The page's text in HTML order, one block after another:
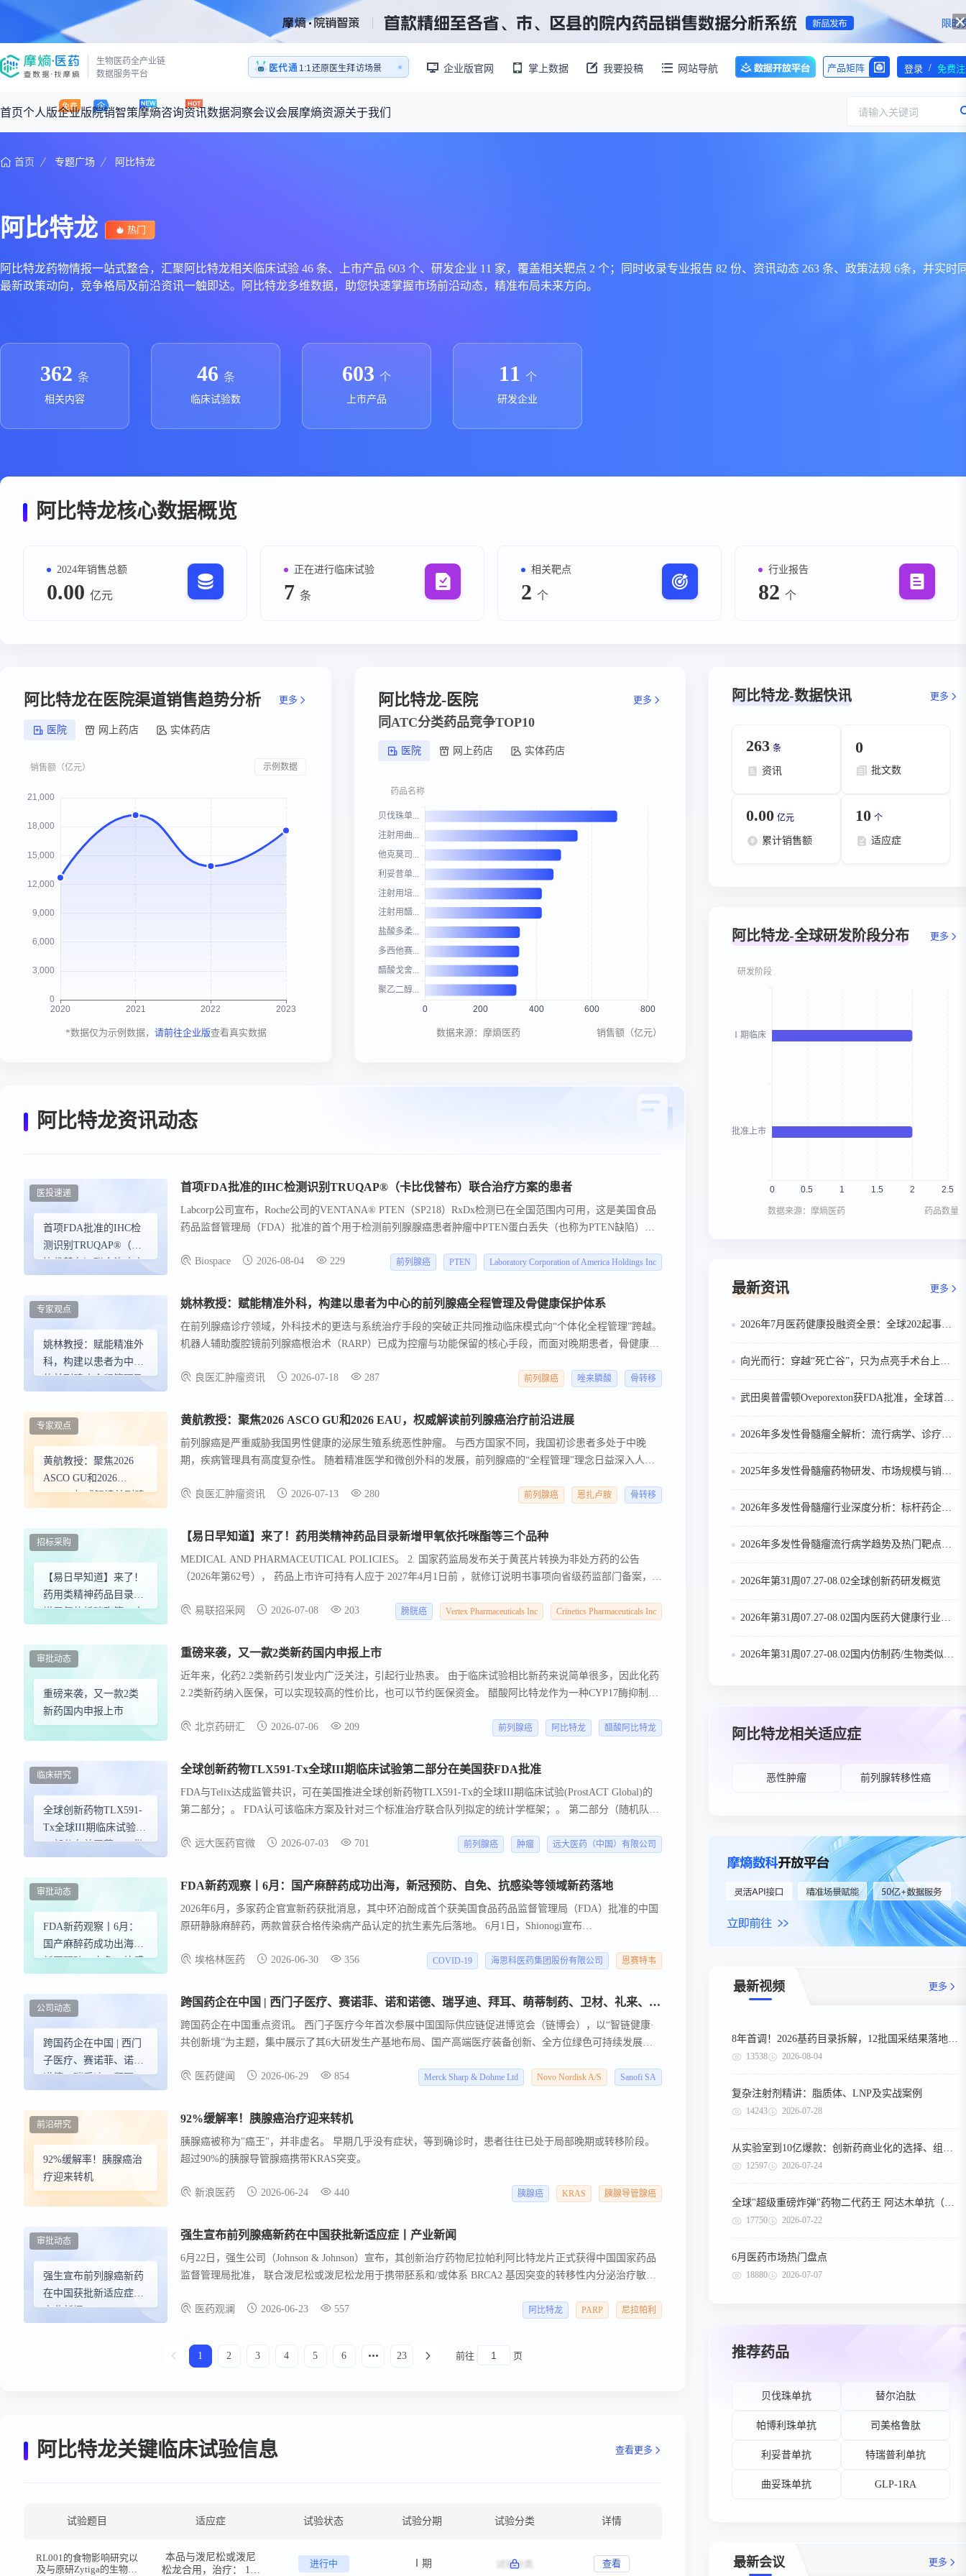
生物医药全产业链
数据服务平台
医代通
医药销售AI模拟陪练系统
1:1还原医生拜访场景
医药销售AI模拟陪练系统
企业版官网 掌上数据 我要投稿 网站导航 产品矩阵 登录 / 免费
首页个人版企业版院销智策摩熵咨询
咨询服务
产品立项评估及管线规划
产业/行业调研
投资决策与交易估值
“十五五”战略规划 最新 从实验室到10亿爆款：创新药商业化的选择、组织与执行
资讯
摩熵原创
深度分析
政策法规
投融资
注册审批
时讯
科普
研发注册政策
交易并购
人事变动
专家观点
数据洞察
数据中心
基于市场数据，为您提供全面的市场趋势分析与决策支持
政策法规
上市医药企业年报
药品生产企业
临床进展
会议会展摩熵资源
王中健
关于我们 请输入关键词
首页 专题广场 阿比特龙
阿比特龙 热门
阿比特龙药物情报一站式整合，汇聚阿比特龙相关临床试验 46 条、上市产品 603 个、研发企业 11 家，覆盖相关靶点 2 个；同时收录专业报告 82 份、资讯动态 263 条、政策法规 6条，并实时
最新政策动向，竞争格局及前沿资讯一触即达。阿比特龙多维数据，助您快速掌握市场前沿动态，精准布局未来方向。
362 条
相关内容
46 条
临床试验数
603 个
上市产品
11 个
研发企业
阿比特龙核心数据概览
2024年销售总额
0.00 亿元
正在进行临床试验
7 条
相关靶点
2 个
行业报告
82 个
阿比特龙在医院渠道销售趋势分析 更多
医院 网上药店 实体药店
示例数据
*数据仅为示例数据， 请前往企业版查看真实数据
阿比特龙-医院 更多
同ATC分类药品竞争TOP10
医院 网上药店 实体药店
数据来源：摩熵医药 销售额（亿元）
阿比特龙资讯动态
首项FDA批准的IHC检
测识别TRUQAP®（卡
比伐替布）联合治疗方
医投速递 首项FDA批准的IHC检测识别TRUQAP®（卡比伐替布）联合治疗方案的患者
Labcorp公司宣布，Roche公司的VENTANA® PTEN（SP218）RxDx检测已在全国范围内可用，这是美国食品
药品监督管理局（FDA）批准的首个用于检测前列腺腺癌患者肿瘤中PTEN蛋白丢失（也称为PTEN缺陷）的
与阿比特龙和泼尼松联合治疗的患者。PTEN是一种肿瘤抑制蛋白，在调节细胞生长中起着关键作用。PTEN
种生物学的批准治疗方案。VENTANA PTEN（SP218）RxDx检测旨在检测前列腺癌组织样本中的PTEN蛋白
与了Roche公司的早期访问计划，以支持该检测的实验室第一天准备，这强化了公司帮助患者及时获得新批准
的靶向疗法及其所需伴随诊断的承诺。该检测现在可通过Labcorp全国实验室网络获得，并补充了公司支持精
Biospace 2026-08-04 229 前列腺癌 PTEN Laboratory Corporation of America Holdings Inc
姚林教授：赋能精准外
科，构建以患者为中心
的前列腺癌全程管理及
专家观点 姚林教授：赋能精准外科，构建以患者为中心的前列腺癌全程管理及骨健康保护体系
在前列腺癌诊疗领域，外科技术的更迭与系统治疗手段的突破正共同推动临床模式向“个体化全程管理”跨越。
机器人辅助腹腔镜前列腺癌根治术（RARP）已成为控瘤与功能保留的核心手段，而面对晚期患者，骨健康管
良医汇肿瘤资讯
2026-07-18 287 前列腺癌 唑来膦酸 骨转移
黄航教授：聚焦2026
ASCO GU和2026
EAU，权威解读前列腺
专家观点 黄航教授：聚焦2026 ASCO GU和2026 EAU，权威解读前列腺癌治疗前沿进展
前列腺癌是严重威胁我国男性健康的泌尿生殖系统恶性肿瘤。 与西方国家不同，我国初诊患者多处于中晚
期，疾病管理具有高度复杂性。 随着精准医学和微创外科的发展，前列腺癌的“全程管理”理念日益深入人
良医汇肿瘤资讯
2026-07-13 280 前列腺癌 恩扎卢胺 骨转移
【易日早知道】来了！
药用类精神药品目录新
增甲氧依托咪酯等三个
招标采购 【易日早知道】来了！药用类精神药品目录新增甲氧依托咪酯等三个品种
MEDICAL AND PHARMACEUTICAL POLICIES。 2. 国家药监局发布关于黄芪片转换为非处方药的公告
（2026年第62号）， 药品上市许可持有人应于 2027年4月1日前 ，就修订说明书事项向省级药监部门备案，并
划（先锋计划）”相关工作文件意见的通知。
易联招采网 2026-07-08 203 膀胱癌 Vertex Pharmaceuticals Inc Crinetics Pharmaceuticals Inc
重磅来袭，又一款2类
新药国内申报上市
审批动态 重磅来袭，又一款2类新药国内申报上市
近年来，化药2.2类新药引发业内广泛关注，引起行业热衷。 由于临床试验相比新药来说简单很多，因此化药
2.2类新药纳入医保，可以实现较高的性价比，也可以节约医保资金。 醋酸阿比特龙作为一种CYP17酶抑制
制前列腺癌的进展 。
北京药研汇 2026-07-06 209 前列腺癌 阿比特龙 醋酸阿比特龙
全球创新药物TLX591-
Tx全球III期临床试验第
二部分在美国获FDA批
临床研究 全球创新药物TLX591-Tx全球III期临床试验第二部分在美国获FDA批准
FDA与Telix达成监管共识，可在美国推进全球创新药物TLX591-Tx的全球III期临床试验(ProstACT Global)的
第二部分；。 FDA认可该临床方案及针对三个标准治疗联合队列拟定的统计学框架；。 第二部分（随机队
远大医药官微
2026-07-03 701 前列腺癌 肿瘤 远大医药（中国）有限公司
FDA新药观察丨6月：
国产麻醉药成功出海，
新冠预防、自免、抗感
审批动态 FDA新药观察丨6月：国产麻醉药成功出海，新冠预防、自免、抗感染等领域新药落地
2026年6月，多家药企官宣新药获批消息，其中环泊酚成首个获美国食品药品监督管理局（FDA）批准的中国
原研静脉麻醉药，两款曾获合格传染病产品认定的抗生素先后落地。 6月1日，Shionogi宣布
的新冠暴露后预防口服抗病毒药物，与安慰剂相比，ensitrelvir将接触感染者10天后的未感染者出现COVID-19
身麻醉诱导 ，该药基于丙泊酚结构优化改造，改善了注射痛、呼吸循环抑制等临床痛点，是首个获FDA批准
埃格林医药 2026-06-30 356 COVID-19 海思科医药集团股份有限公司 恩赛特韦
跨国药企在中国 | 西门
子医疗、赛诺菲、诺和
诺德、瑞孚迪、拜耳、
来、GSK、武田、阿斯
利康、强生、默沙东等
新动态
公司动态 跨国药企在中国 | 西门子医疗、赛诺菲、诺和诺德、瑞孚迪、拜耳、萌蒂制药、卫材、礼来、GSK、武田、阿斯利康、强生、默沙东等新动态
跨国药企在中国重点资讯。 西门子医疗今年首次参展中国国际供应链促进博览会（链博会），以“智链健康·
共创新境”为主题，集中展示了其6大研发生产基地布局、国产高端医疗装备创新、全方位绿色可持续发展等
产品实现国产并出口全球150多个国家和地区。
医药健闻 2026-06-29 854 Merck Sharp & Dohme Ltd Novo Nordisk A/S Sanofi SA
92%缓解率！胰腺癌治
疗迎来转机
前沿研究 92%缓解率！胰腺癌治疗迎来转机
胰腺癌被称为"癌王"，并非虚名。 早期几乎没有症状，等到确诊时，患者往往已处于局部晚期或转移阶段。
超过90%的胰腺导管腺癌携带KRAS突变。
新浪医药 2026-06-24 440 胰腺癌 KRAS 胰腺导管腺癌
强生宣布前列腺癌新药
在中国获批新适应症丨
产业新闻
审批动态 强生宣布前列腺癌新药在中国获批新适应症丨产业新闻
6月22日，强生公司（Johnson & Johnson）宣布，其创新治疗药物尼拉帕利阿比特龙片正式获得中国国家药品
监督管理局批准， 联合泼尼松或泼尼松龙用于携带胚系和/或体系 BRCA2 基因突变的转移性内分泌治疗敏感
制剂阿比特龙构成的复方疗法，它能够靶向mCRPC患者的两种致癌驱动因素——雄激素受体轴和 BRCA1/2 突
发现新的安全性信号。
医药观澜 2026-06-23 557 阿比特龙 PARP 尼拉帕利
1 2 3 4 5 6 23 前往 页
阿比特龙关键临床试验信息 查看更多
试验题目 适应症 试验状态 试验分期 试验分类 详情
RL001的食物影响研究以
及与原研Zytiga的生物利
本品与泼尼松或泼尼
松龙合用，治疗： 1）
进行中 Ⅰ期 查看
阿比特龙-数据快讯 更多
263 条
资讯
0
批文数
0.00 亿元
累计销售额
10 个
适应症
阿比特龙-全球研发阶段分布 更多
数据来源：摩熵医药 药品数量
最新资讯 更多
2026年7月医药健康投融资全景：全球202起事件、中国99起，医疗器械+医药研发双赛道吸金564亿
向光而行：穿越“死亡谷”，只为点亮手术台上的那束光
武田奥普雷顿Oveporexton获FDA批准，全球首个靶向食欲素的1型发作性睡病对因治疗药物上市
2026年多发性骨髓瘤全解析：流行病学、诊疗及医保政策梳理
2025年多发性骨髓瘤药物研发、市场规模与销售趋势全解析
2026年多发性骨髓瘤行业深度分析：标杆药企案例与技术迭代研判
2026年多发性骨髓瘤流行病学趋势及热门靶点药物市场表现洞察
2026年第31周07.27-08.02全球创新药研发概览
2026年第31周07.27-08.02国内医药大健康行业政策法规汇总
2026年第31周07.27-08.02国内仿制药/生物类似物申报/审批数据分析
阿比特龙相关适应症
恶性肿瘤 前列腺转移性癌
最新视频 更多
13538 2026-08-04
复杂注射剂精讲：脂质体、LNP及实战案例
14243 2026-07-28
12597 2026-07-24
17750 2026-07-22
6月医药市场热门盘点
18880 2026-07-07
推荐药品
贝伐珠单抗 替尔泊肽
帕博利珠单抗 司美格鲁肽
利妥昔单抗 特瑞普利单抗
曲妥珠单抗 GLP-1RA
最新会议 更多